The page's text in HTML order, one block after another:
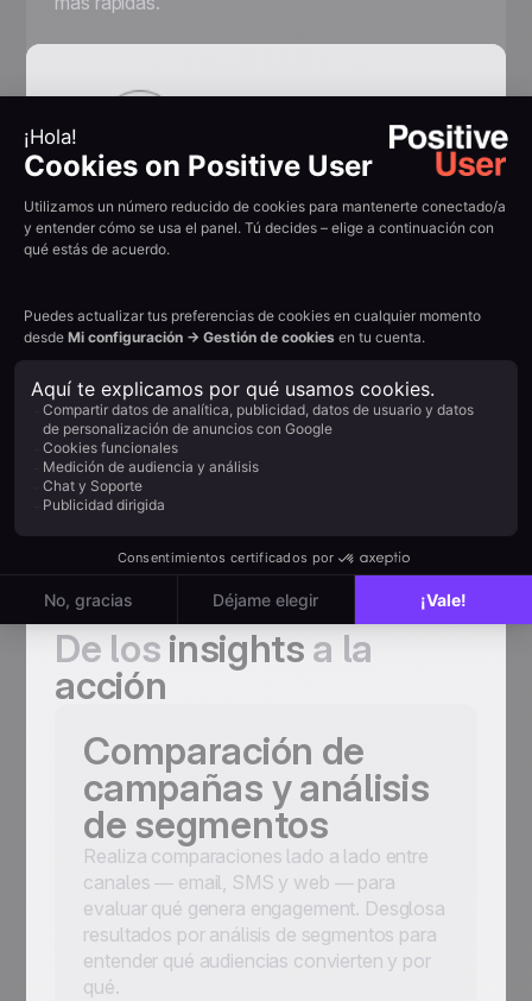
De los insights a la
acción
Comparación de
campañas y análisis
de segmentos
Realiza comparaciones lado a lado entre
canales — email, SMS y web — para
evaluar qué genera engagement. Desglosa
resultados por análisis de segmentos para
entender qué audiencias convierten y por
qué.